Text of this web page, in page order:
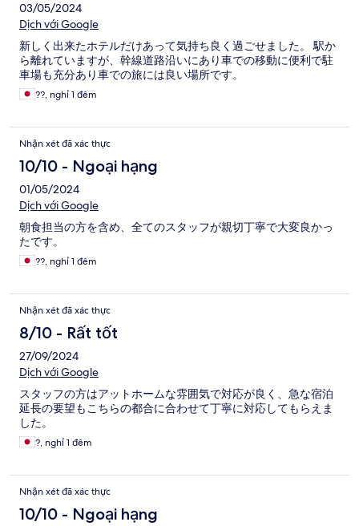
03/05/2024
Dịch với Google
新しく出来たホテルだけあって気持ち良く過ごせました。 駅か
ら離れていますが、幹線道路沿いにあり車での移動に便利で駐
車場も充分あり車での旅には良い場所です。
??, nghỉ 1 đêm
Nhận xét đã xác thực
10/10 - Ngoại hạng
01/05/2024
Dịch với Google
朝食担当の方を含め、全てのスタッフが親切丁寧で大変良かっ
たです。
??, nghỉ 1 đêm
Nhận xét đã xác thực
8/10 - Rất tốt
27/09/2024
Dịch với Google
スタッフの方はアットホームな雰囲気で対応が良く、急な宿泊
延長の要望もこちらの都合に合わせて丁寧に対応してもらえま
した。
?, nghỉ 1 đêm
Nhận xét đã xác thực
10/10 - Ngoại hạng